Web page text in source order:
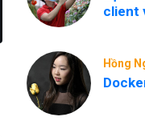
client
Hồng